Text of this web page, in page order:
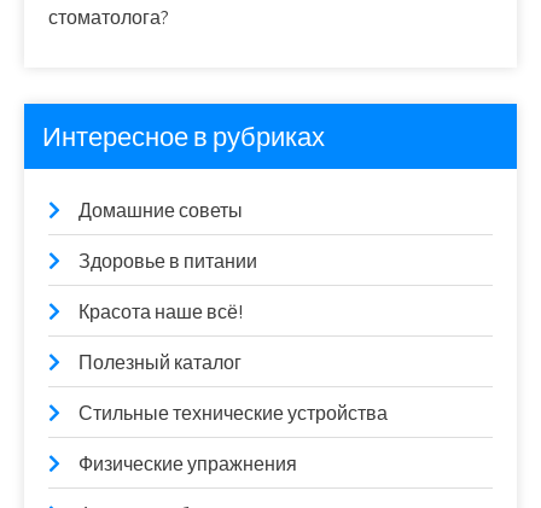
стоматолога?
Интересное в рубриках
Домашние советы
Здоровье в питании
Красота наше всё!
Полезный каталог
Стильные технические устройства
Физические упражнения